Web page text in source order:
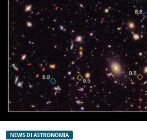
NEWS DI ASTRONOMIA